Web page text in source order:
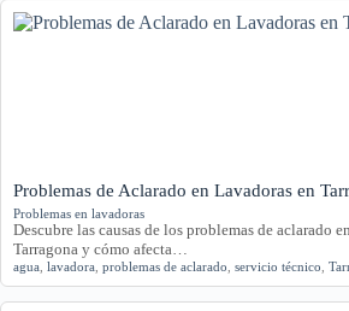
Problemas de Aclarado en Lavadoras en
Problemas en lavadoras
Descubre las causas de los problemas de aclarado
Tarragona y cómo afecta…
agua lavadora problemas de aclarado servicio técnico